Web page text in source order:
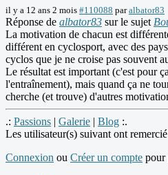
il y a 12 ans 2 mois #110088 paralbator83
Réponse de albator83 sur le sujet
La motivation de chacun est
différent en cyclosport, avec des
cyclos que je ne croise pas souvent
Le résultat est important (c'est pour
l'entraînement), mais quand ça ne
cherche (et trouve) d'autres
.: Passions | Galerie | Blog :.
Les utilisateur(s) suivant ont
Connexion ou Créer un compte pour